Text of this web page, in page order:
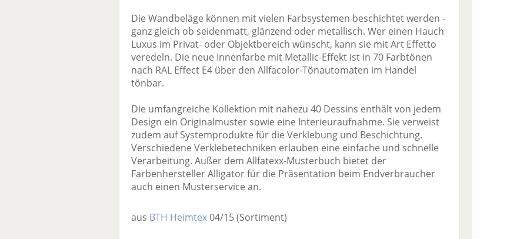
Die Wandbeläge können mit vielen Farbsystemen beschichtet werden -
ganz gleich ob seidenmatt, glänzend oder metallisch. Wer einen Hauch
Luxus im Privat- oder Objektbereich wünscht, kann sie mit Art Effetto
veredeln. Die neue Innenfarbe mit Metallic-Effekt ist in 70 Farbtönen
nach RAL Effect E4 über den Allfacolor-Tönautomaten im Handel
tönbar.
Die umfangreiche Kollektion mit nahezu 40 Dessins enthält von jedem
Design ein Originalmuster sowie eine Interieuraufnahme. Sie verweist
zudem auf Systemprodukte für die Verklebung und Beschichtung.
Verschiedene Verklebetechniken erlauben eine einfache und schnelle
Verarbeitung. Außer dem Allfatexx-Musterbuch bietet der
Farbenhersteller Alligator für die Präsentation beim Endverbraucher
auch einen Musterservice an.
aus BTH Heimtex04/15(Sortiment)